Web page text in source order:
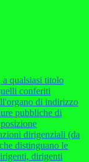
qualsiasi titolo
conferiti
di indirizzo
pubbliche di
dirigenziali (da
distinguano le
dirigenti